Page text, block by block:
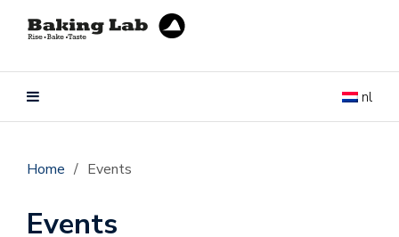
nl
Home / Events
Events